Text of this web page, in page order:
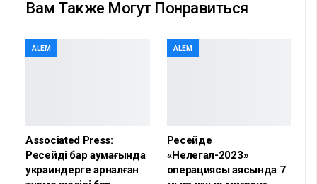
Вам Также Могут Понравиться
ALEM
Associated Press:
Ресейдің бар аумағында
украиндерге арналған
ALEM
Ресейде
«Нелегал-2023»
операциясы аясында 7